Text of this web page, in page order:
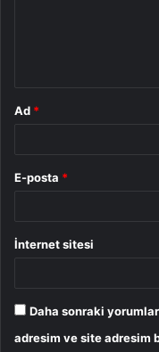
Ad *
E-posta *
İnternet sitesi
Daha sonraki
adresim ve site adresim